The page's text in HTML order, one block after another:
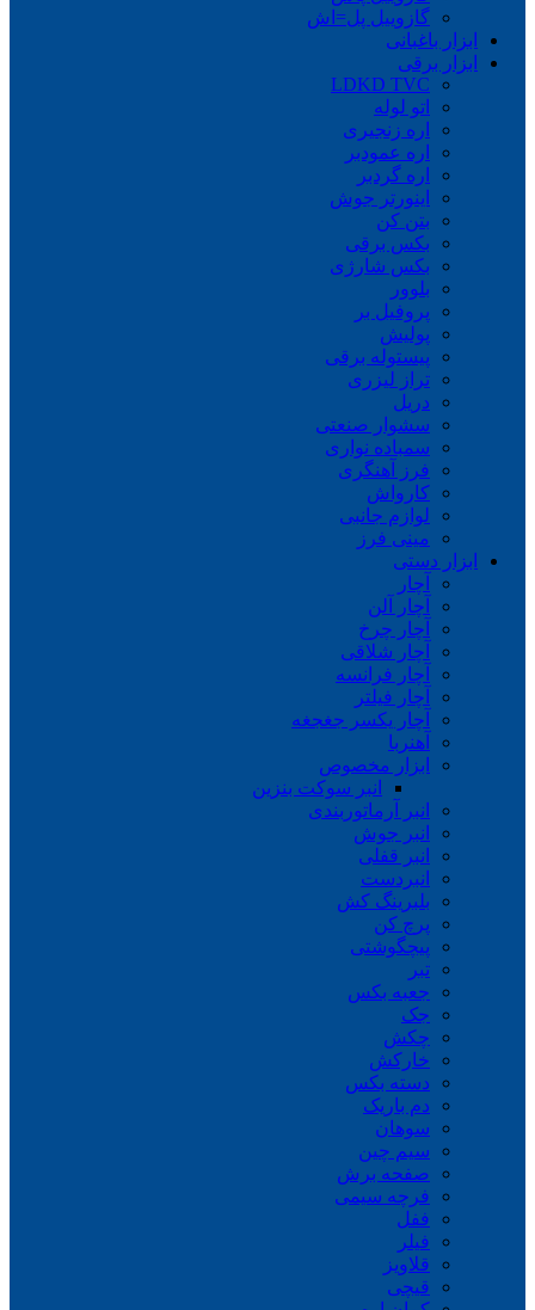
گازوییل پل=اش
ابزار باغبانی
ابزار برقی
LDKD TVC
اتو لوله
اره زنجیری
اره عمودبر
اره گردبر
اینورتر جوش
بتن کن
بکس برقی
بکس شارژی
بلوور
پروفیل بر
پولیش
پیستوله برقی
تراز لیزری
دریل
سشوار صنعتی
سمباده نواری
فرز آهنگری
کارواش
لوازم جانبی
مینی فرز
ابزار دستی
آچار
آچار آلن
آچار چرخ
آچار شلاقی
آچار فرانسه
آچار فیلتر
آچار یکسر جغجغه
آهنربا
ابزار مخصوص
انبر سوکت بنزین
انبر آرماتوربندی
انبر جوش
انبر قفلی
انبردست
بلبرینگ کش
پرچ کن
پیچگوشتی
تبر
جعبه بکس
جک
چکش
خارکش
دسته بکس
دم باریک
سوهان
سیم چین
صفحه برش
فرچه سیمی
ففل
فیلر
قلاویز
قیچی